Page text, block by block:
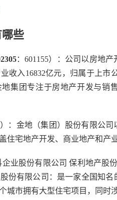
些
：601155）：公司以房地产
收入16832亿元，归属于上市
地集团专注于房地产开发与销
：金地（集团）股份有限公
住宅地产开发、商业地产和产
业股份有限公司 保利地产股
份有限公司：是一家全国知
城市拥有大型住宅项目，同时